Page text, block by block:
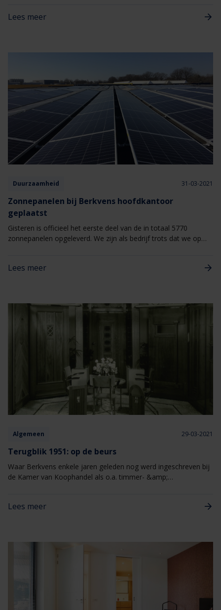
Lees meer
Duurzaamheid 31-03-2021
Zonnepanelen bij Berkvens hoofdkantoor
geplaatst
Gisteren is officieel het eerste deel van de in totaal 5770
zonnepanelen opgeleverd. We zijn als bedrijf trots dat we op
Lees meer
Algemeen 29-03-2021
Terugblik 1951: op de beurs
Waar Berkvens enkele jaren geleden nog werd ingeschreven bij
de Kamer van Koophandel als o.a. timmer- &amp;
presenteert: de B.S. voordeuren en binnendeuren.
Lees meer